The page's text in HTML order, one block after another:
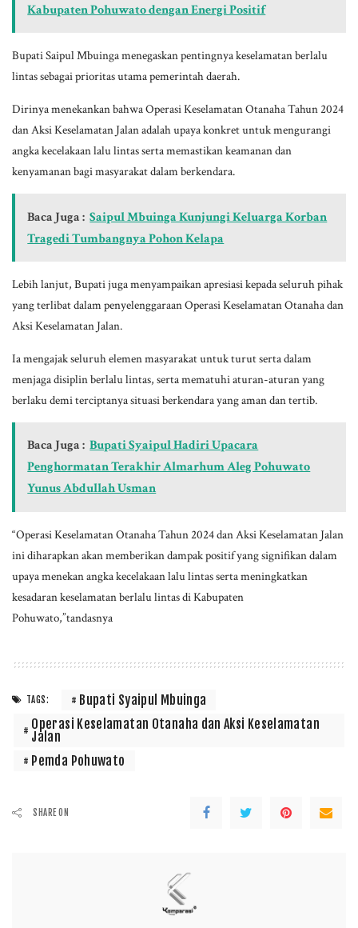
Kabupaten Pohuwato dengan Energi Positif
Bupati Saipul Mbuinga menegaskan pentingnya keselamatan berlalu
lintas sebagai prioritas utama pemerintah daerah.
Dirinya menekankan bahwa Operasi Keselamatan Otanaha Tahun 2024
dan Aksi Keselamatan Jalan adalah upaya konkret untuk mengurangi
angka kecelakaan lalu lintas serta memastikan keamanan dan
kenyamanan bagi masyarakat dalam berkendara.
Baca Juga : Saipul Mbuinga Kunjungi Keluarga Korban
Tragedi Tumbangnya Pohon Kelapa
Lebih lanjut, Bupati juga menyampaikan apresiasi kepada seluruh pihak
yang terlibat dalam penyelenggaraan Operasi Keselamatan Otanaha dan
Aksi Keselamatan Jalan.
Ia mengajak seluruh elemen masyarakat untuk turut serta dalam
menjaga disiplin berlalu lintas, serta mematuhi aturan-aturan yang
berlaku demi terciptanya situasi berkendara yang aman dan tertib.
Baca Juga : Bupati Syaipul Hadiri Upacara
Penghormatan Terakhir Almarhum Aleg Pohuwato
Yunus Abdullah Usman
“Operasi Keselamatan Otanaha Tahun 2024 dan Aksi Keselamatan Jalan
ini diharapkan akan memberikan dampak positif yang signifikan dalam
upaya menekan angka kecelakaan lalu lintas serta meningkatkan
kesadaran keselamatan berlalu lintas di Kabupaten
Pohuwato,”tandasnya
TAGS:
Bupati Syaipul Mbuinga
Operasi Keselamatan Otanaha dan Aksi Keselamatan
Jalan
Pemda Pohuwato
SHARE ON